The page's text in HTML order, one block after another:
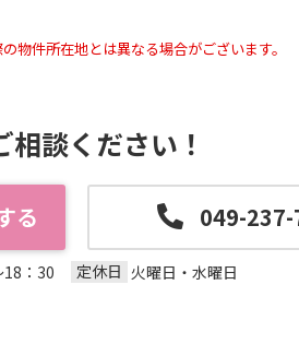
物件所在地とは異なる場合がございます。
相談ください！
る 049-
：30 定休日 火曜日・水曜日